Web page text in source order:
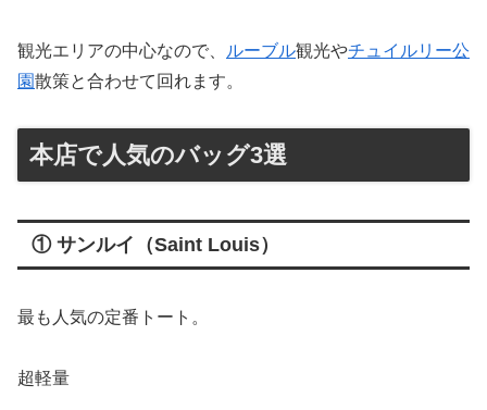
観光エリアの中心なので、 ルーブル観光やチュイルリー公
園散策と合わせて回れます。
本店で人気のバッグ3選
① サンルイ（Saint Louis）
最も人気の定番トート。
超軽量